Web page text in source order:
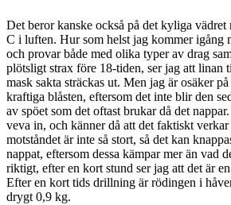
Det beror kanske också på det kyliga vädret
C i luften. Hur som helst jag kommer igång
och provar både med olika typer av drag
plötsligt strax före 18-tiden, ser jag att linan
mask sakta sträckas ut. Men jag är osäker
kraftiga blåsten, eftersom det inte blir den
av spöet som det oftast brukar då det
veva in, och känner då att det faktiskt
motståndet är inte så stort, så det kan
nappat, eftersom dessa kämpar mer än vad
riktigt, efter en kort stund ser jag att det är
Efter en kort tids drillning är rödingen i
drygt 0,9 kg.